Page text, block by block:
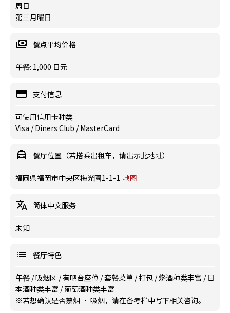
周日
第三月曜日
餐点平均价格
午餐: 1,000 日元
支付信息
可使用信用卡种类
Visa / Diners Club / MasterCard
餐厅位置（若搭乘出租车，请出示此地址）
福岡県福岡市中央区梅光園1-1-1 地图
简体中文服务
未知
餐厅特色
午餐 /吸烟区 /有吧台座位 /套餐菜单 /打包 /烧酒种类丰富 / 日
本酒种类丰富 /葡萄酒种类丰富
※若想确认是否禁烟 · 吸烟，请在备考栏中写下相关咨询。